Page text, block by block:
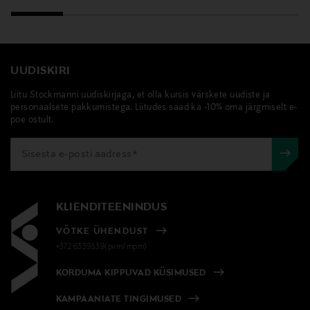
UUDISKIRI
Liitu Stockmanni uudiskirjaga, et olla kursis värskete uudiste ja
personaalsete pakkumistega. Liitudes saad ka -10% oma järgmiselt e-
poe ostult.
KLIENDITEENINDUS
VÕTKE ÜHENDUST
+372 6339539(pvm/mpm)
KORDUMA KIPPUVAD KÜSIMUSED
KAMPAANIATE TINGIMUSED